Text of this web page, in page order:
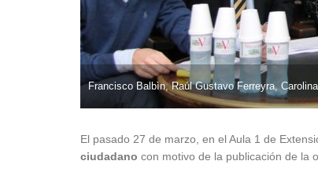
Francisco Balbìn, Raúl Gustavo Ferreyra,
El pasado 27 de marzo, en el Aula 1 de
ciudadano con motivo de la publicación de la